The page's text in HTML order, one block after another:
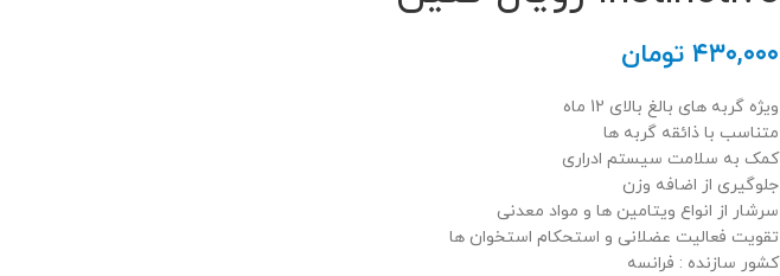
۴۳۰,۰۰۰ تومان
ویژه گربه های بالغ بالای 12 ماه
متناسب با ذائقه گربه ها
کمک به سلامت سیستم ادراری
جلوگیری از اضافه وزن
سرشار از انواع ویتامین ها و مواد معدنی
تقویت فعالیت عضلانی و استحکام استخوان ها
کشور سازنده : فرانسه